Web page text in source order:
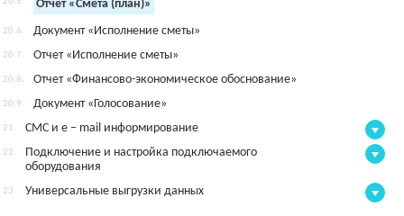
Отчет «Смета (план)»
20.6. Документ «Исполнение сметы»
20.7. Отчет «Исполнение сметы»
20.8. Отчет «Финансово-экономическое обоснование»
20.9. Документ «Голосование»
21. СМС и e – mail информирование
22.
Подключение и настройка подключаемого
оборудования
23. Универсальные выгрузки данных